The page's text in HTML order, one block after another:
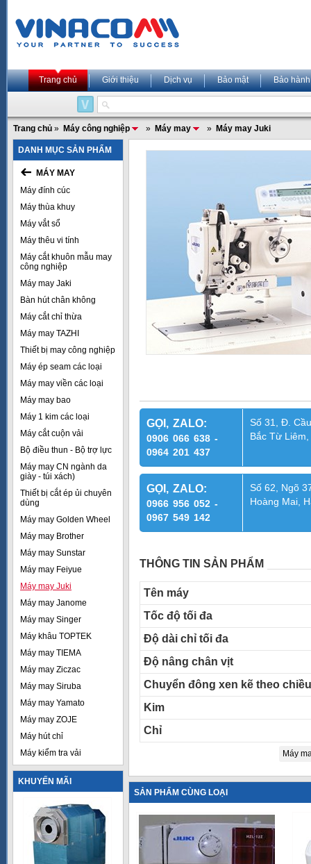
Trang chủ Giới thiệu Dịch vụ Bảo mật Bảo hành
Trang chủ » Máy công nghiệp » Máy may » Máy may Juki
DANH MỤC SẢN PHẨM
MÁY MAY
Máy đính cúc
Máy thùa khuy
Máy vắt sổ
Máy thêu vi tính
Máy cắt khuôn mẫu may
công nghiệp
Máy may Jaki
Bàn hút chân không
Máy cắt chỉ thừa
Máy may TAZHI
Thiết bị may công nghiệp
Máy ép seam các loại
Máy may viền các loại
Máy may bao
Máy 1 kim các loại
Máy cắt cuộn vải
Bộ điều thun - Bộ trợ lực
Máy may CN ngành da
giày - túi xách)
Thiết bị cắt ép ủi chuyên
dùng
Máy may Golden Wheel
Máy may Brother
Máy may Sunstar
Máy may Feiyue
Máy may Juki
Máy may Janome
Máy may Singer
Máy khâu TOPTEK
Máy may TIEMA
Máy may Ziczac
Máy may Siruba
Máy may Yamato
Máy may ZOJE
Máy hút chỉ
Máy kiểm tra vải
KHUYẾN MÃI
GỌI, ZALO:
0906 066 638 -
0964 201 437
Số 31, Đ.
Bắc Từ
GỌI, ZALO:
0966 956 052 -
0967 549 142
Số 62, Ngõ
Hoàng Mai,
THÔNG TIN SẢN PHẨM
Tên máy
Tốc độ tối đa
Độ dài chỉ tối đa
Độ nâng chân vịt
Chuyển đông xen kẽ theo
Kim
Chỉ
Máy
SẢN PHẨM CÙNG LOẠI